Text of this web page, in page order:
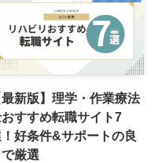
最新版】理学・作業療法
すすめ転職サイト7
好条件&サポートの良
で厳選